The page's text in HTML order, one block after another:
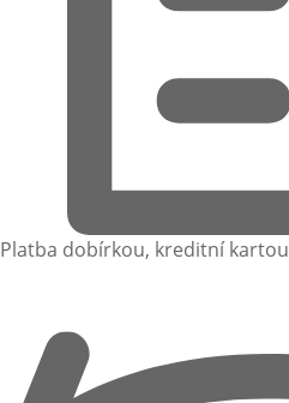
Platba dobírkou, kreditní kartou